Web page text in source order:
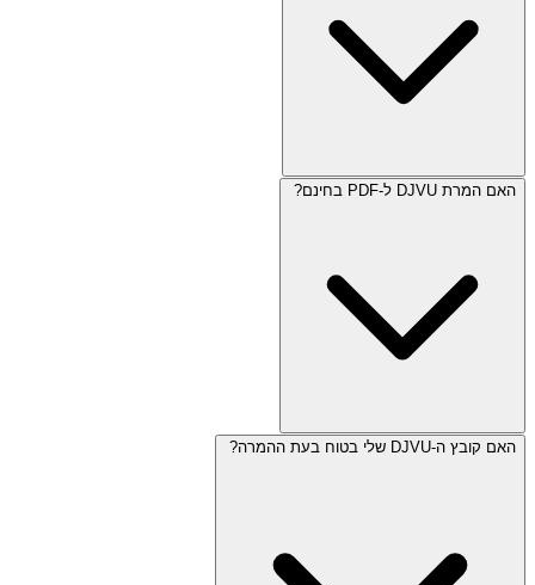
האם המרת DJVU ל-PDF בחינם?
האם קובץ ה-DJVU שלי בטוח בעת ההמרה?